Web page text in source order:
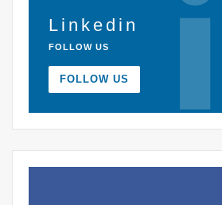
Linkedin
FOLLOW US
FOLLOW US